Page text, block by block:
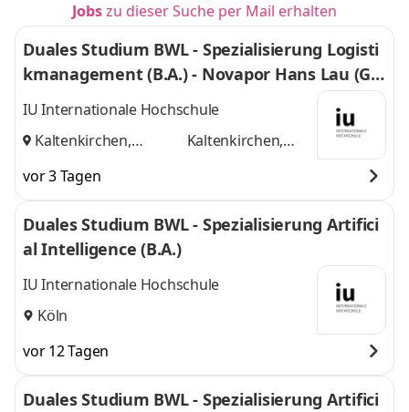
Jobszu dieser Suche per Mail erhalten
Duales Studium BWL - Spezialisierung Logisti
kmanagement (B.A.) - Novapor Hans Lau (G
mbH & Co) KG
IU Internationale Hochschule
Kaltenkirchen,
Kaltenkirchen,
vor 3 Tagen
Duales Studium BWL - Spezialisierung Artifici
al Intelligence (B.A.)
IU Internationale Hochschule
Köln
vor 12 Tagen
Duales Studium BWL - Spezialisierung Artifici